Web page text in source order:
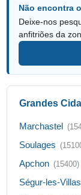
Não encontra
Deixe-nos
anfitriões da
Grandes
Marchastel
Soulages
Apchon (15400)
Ségur-les-Villas